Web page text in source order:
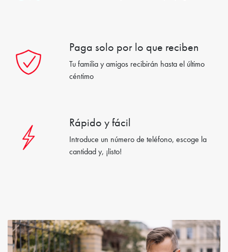
Paga solo por lo que reciben
Tu familia y amigos recibirán hasta el último
céntimo
Rápido y fácil
Introduce un número de teléfono, escoge la
cantidad y, ¡listo!